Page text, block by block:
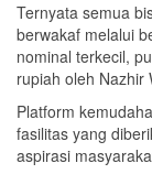
Ternyata semua
berwakaf melalui
nominal terkecil,
rupiah oleh Nazhir
Platform
fasilitas yang
aspirasi